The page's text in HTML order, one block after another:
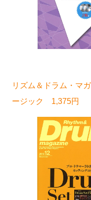
リズム＆ドラム・マ
ージック 1,375円